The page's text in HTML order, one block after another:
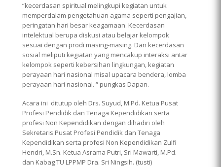
“kecerdasan spiritual melingkupi kegiatan untuk
memperdalam pengetahuan agama seperti pengajian,
peringatan hari besar keagamaan. Kecerdasan
intelektual berupa diskusi atau belajar kelompok
sesuai dengan prodi masing-masing. Dan kecerdasan
sosial meliputi kegiatan yang mencakup interaksi antar
kelompok seperti kebersihan lingkungan, kegiatan
perayaan hari nasional misal upacara bendera, lomba
perayaan hari nasional. “ pungkas Dapan.
Acara ini ditutup oleh Drs. Suyud, M.Pd. Ketua Pusat
Profesi Pendidik dan Tenaga Kependidikan serta
profesi Non Kependidikan dengan dihadiri oleh
Sekretaris Pusat Profesi Pendidik dan Tenaga
Kependidikan serta profesi Non Kependidikan Zulfi
Hendri, M.Sn. Ketua Asrama Putri, Sri Mawarti, M.Pd.
dan Kabag TU LPPMP Dra. Sri Ningsih. (tusti)